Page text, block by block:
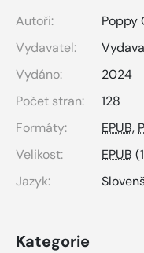
Autoři:
Poppy
Vydavatel:
Vydáno:
2024
Počet stran:
128
Formáty:
EPUB,
Velikost:
EPUB
Jazyk:
Kategorie